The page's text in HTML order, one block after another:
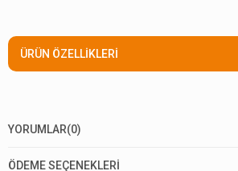
ÜRÜN ÖZELLIKLERI
YORUMLAR(0)
ÖDEME SEÇENEKLERI